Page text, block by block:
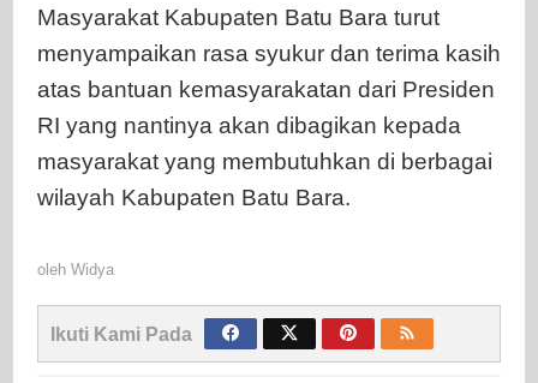
Masyarakat Kabupaten Batu Bara turut
menyampaikan rasa syukur dan terima kasih
atas bantuan kemasyarakatan dari Presiden
RI yang nantinya akan dibagikan kepada
masyarakat yang membutuhkan di berbagai
wilayah Kabupaten Batu Bara.
oleh Widya
Ikuti Kami Pada